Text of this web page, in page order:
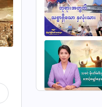
3:39
4:57